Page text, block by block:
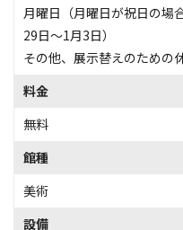
月曜日（月曜日が祝日の場
29日～1月3日）
その他、展示替えのための
料金
無料
館種
美術
設備